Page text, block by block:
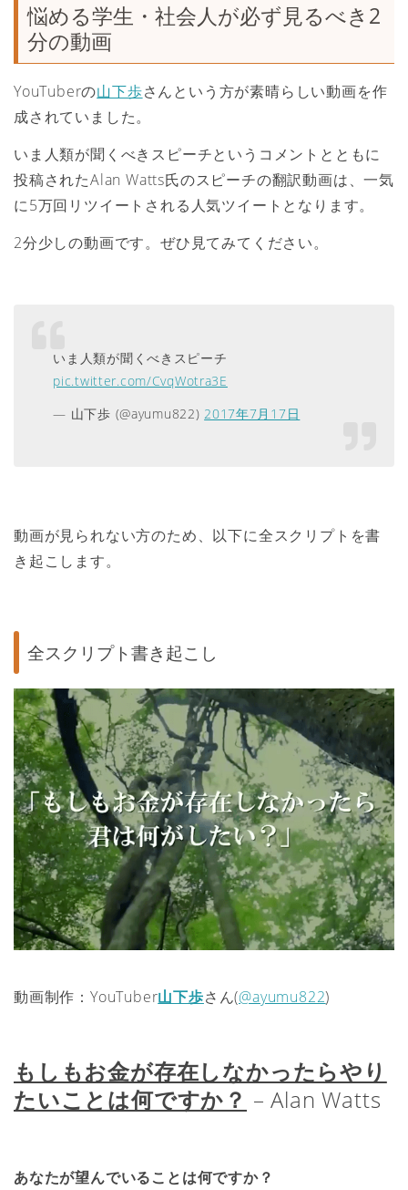
悩める学生・社会人が必ず見るべき2
分の動画
YouTuberの山下歩さんという方が素晴らしい動画を作
成されていました。
いま人類が聞くべきスピーチというコメントとともに
投稿されたAlan Watts氏のスピーチの翻訳動画は、一気
に5万回リツイートされる人気ツイートとなります。
2分少しの動画です。ぜひ見てみてください。
いま人類が聞くべきスピーチ
pic.twitter.com/CvqWotra3E
— 山下歩 (@ayumu822)2017年7月17日
動画が見られない方のため、以下に全スクリプトを書
き起こします。
全スクリプト書き起こし
動画制作：YouTuber山下歩さん(@ayumu822)
もしもお金が存在しなかったらやり
たいことは何ですか？ – Alan Watts
あなたが望んでいることは何ですか？